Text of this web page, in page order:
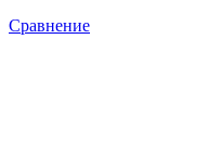
Сравнение